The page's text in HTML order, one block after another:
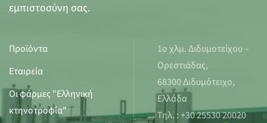
εμπιστοσύνη σας.
Προϊόντα
Εταιρεία
Οι φάρμες "Ελληνική
κτηνοτροφία"
1ο χλμ. Διδυμοτείχου –
Ορεστιάδας,
68300 Διδυμότειχο,
Ελλάδα
Τηλ. : +30 25530 20020